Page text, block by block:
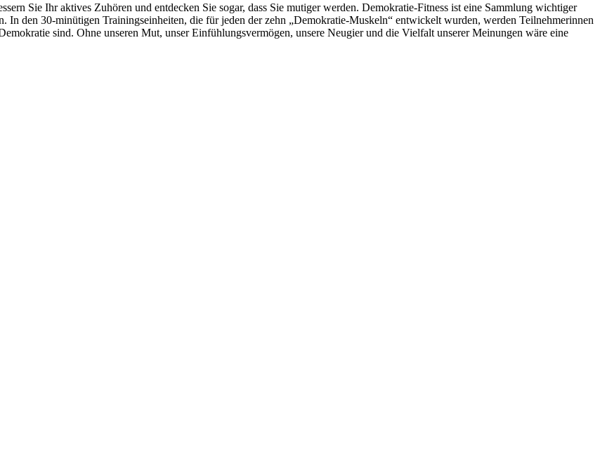
Sie Ihr aktives Zuhören und entdecken Sie sogar, dass Sie mutiger werden. Demokratie-Fitness ist eine Sammlung wichtiger
In den 30-minütigen Trainingseinheiten, die für jeden der zehn „Demokratie-Muskeln“ entwickelt wurden, werden Teilnehmerinnen
sind. Ohne unseren Mut, unser Einfühlungsvermögen, unsere Neugier und die Vielfalt unserer Meinungen wäre eine